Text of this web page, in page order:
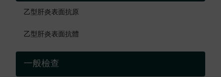
乙型肝炎表面抗原
乙型肝炎表面抗體
一般檢查